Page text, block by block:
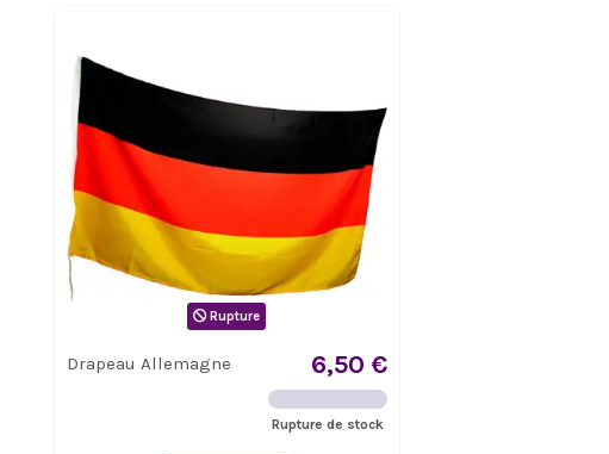
Rupture
Drapeau Allemagne 6,50 €
Rupture de stock